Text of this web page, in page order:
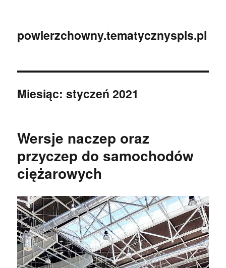
powierzchowny.tematycznyspis.pl
Miesiąc:styczeń 2021
Wersje naczep oraz
przyczep do samochodów
ciężarowych